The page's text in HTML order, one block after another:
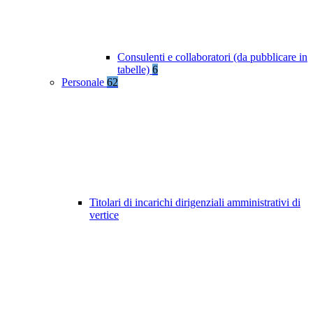
Consulenti e collaboratori (da pubblicare in
tabelle) 6
Personale 62
Titolari di incarichi dirigenziali amministrativi di
vertice